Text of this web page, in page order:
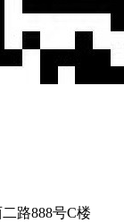
路888号C楼